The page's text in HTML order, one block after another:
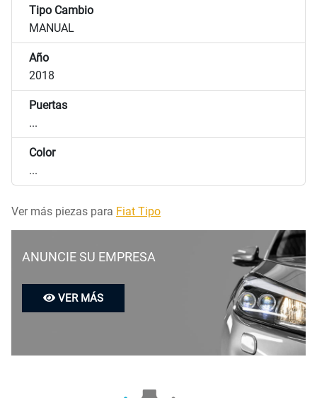
Tipo Cambio
MANUAL
Año
2018
Puertas
...
Color
...
Ver más piezas para Fiat Tipo
ANUNCIE SU EMPRESA
VER MÁS